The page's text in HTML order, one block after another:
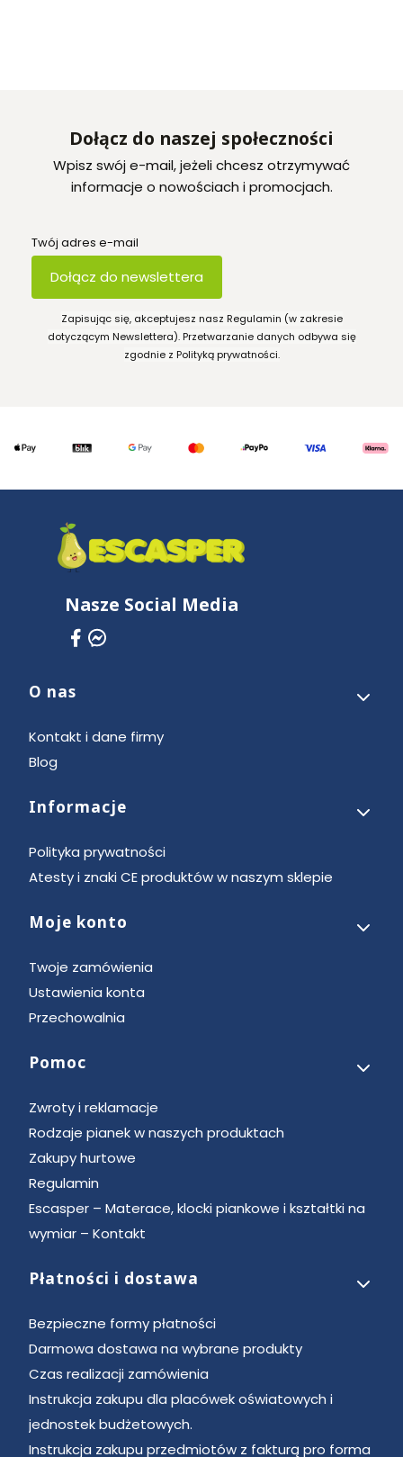
Dołącz do naszej społeczności
Wpisz swój e-mail, jeżeli chcesz otrzymywać
informacje o nowościach i promocjach.
Twój adres e-mail
Dołącz do newslettera
Zapisując się, akceptujesz nasz Regulamin (w zakresie
dotyczącym Newslettera). Przetwarzanie danych odbywa się
zgodnie z Polityką prywatności.
Nasze Social Media
Linki w stopce
O nas
Kontakt i dane firmy
Blog
Informacje
Polityka prywatności
Atesty i znaki CE produktów w naszym sklepie
Moje konto
Twoje zamówienia
Ustawienia konta
Przechowalnia
Pomoc
Zwroty i reklamacje
Rodzaje pianek w naszych produktach
Zakupy hurtowe
Regulamin
Escasper – Materace, klocki piankowe i kształtki na
wymiar – Kontakt
Płatności i dostawa
Bezpieczne formy płatności
Darmowa dostawa na wybrane produkty
Czas realizacji zamówienia
Instrukcja zakupu dla placówek oświatowych i
jednostek budżetowych.
Instrukcja zakupu przedmiotów z fakturą pro forma